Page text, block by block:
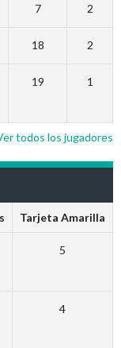
7 2
18 2
19 1
todos los jugadores
Tarjeta Amarilla
5
4